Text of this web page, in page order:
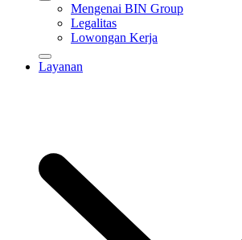
Mengenai BIN Group
Legalitas
Lowongan Kerja
Layanan